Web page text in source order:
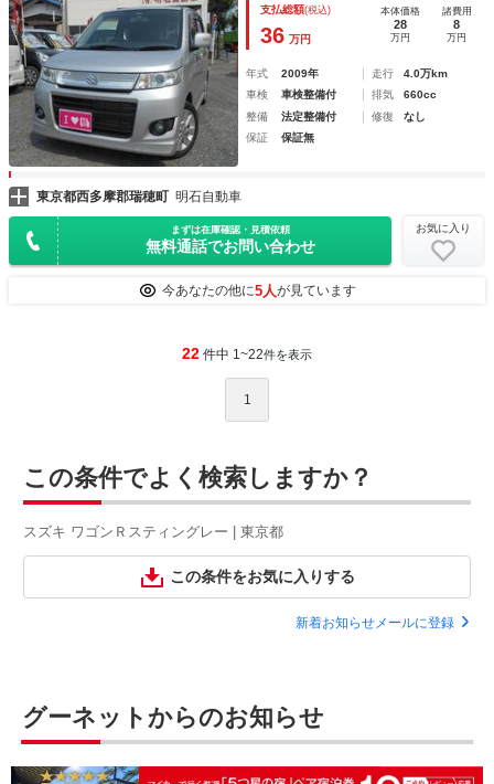
支払総額(税込)
36 万円
本体価格
28
万円
諸費用
8
万円
年式 2009年 走行
4.0万km
車検
車検整備付 排気
660cc
整備
法定整備付 修復
なし
保証
保証無
東京都西多摩郡瑞穂町 明石自動車
まずは在庫確認・見積依頼
無料通話でお問い合わせ
お気に入り
今あなたの他に5人が見ています
22 件中 1~22件を表示
1
この条件でよく検索しますか？
スズキ ワゴンＲスティングレー | 東京都
この条件をお気に入りする
新着お知らせメールに登録
グーネットからのお知らせ